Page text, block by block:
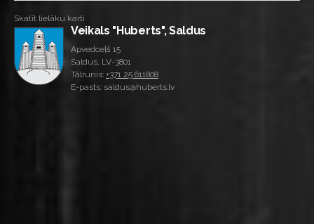
Skatīt lielāku karti
Veikals "Huberts", Saldus
Apvedceļš 15
Saldus, LV-3801
Tālrunis: +371 25 611808
E-pasts: saldus@huberts.lv